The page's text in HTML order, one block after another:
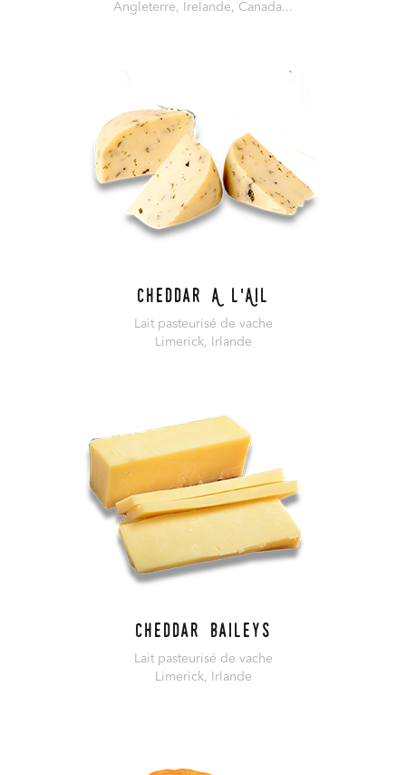
Angleterre, Irelande, Canada...
Cheddar A l'Ail
Lait pasteurisé de vache
Limerick, Irlande
Cheddar Baileys
Lait pasteurisé de vache
Limerick, Irlande